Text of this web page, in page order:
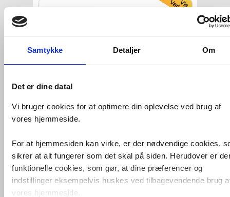
Samtykke Detaljer Om
Det er dine data!
Vi bruger cookies for at optimere din oplevelse ved brug af
vores hjemmeside.
For at hjemmesiden kan virke, er der nødvendige cookies,
sikrer at alt fungerer som det skal på siden. Herudover er
funktionelle cookies, som gør, at dine præferencer og
indstillinger eksempelvis huskes ved tilbagevendende brug
vores hjemmeside.
Gustavsberg Graphic
vægskab - Stor dybde -
Grøn mat